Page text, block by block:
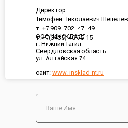
ООО "ИНСКЛАД"
г. Нижний Тагил
Свердловская область
ул. Алтайская 74
сайт: www. insklad-nt.ru
Директор:
Тимофей Николаевич Шепелев
т. +7 909−702−47−49
т. +7(3435) 40-75-15